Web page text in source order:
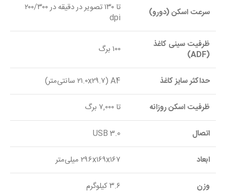
سرعت اسکن (دورو)
تا ۱۳۰ تصویر در دقیقه در ۲۰۰/۳۰۰
dpi
ظرفیت سینی کاغذ
(ADF)
۱۰۰ برگ
حداکثر سایز کاغذ A4 (۲۱.۰x۲۹.۷ سانتی‌متر)
ظرفیت اسکن روزانه تا ۷,۰۰۰ برگ
اتصال USB 3.0
ابعاد ۲۹۶x۱۶۹x۱۶۷ میلی‌متر
وزن ۳.۶ کیلوگرم